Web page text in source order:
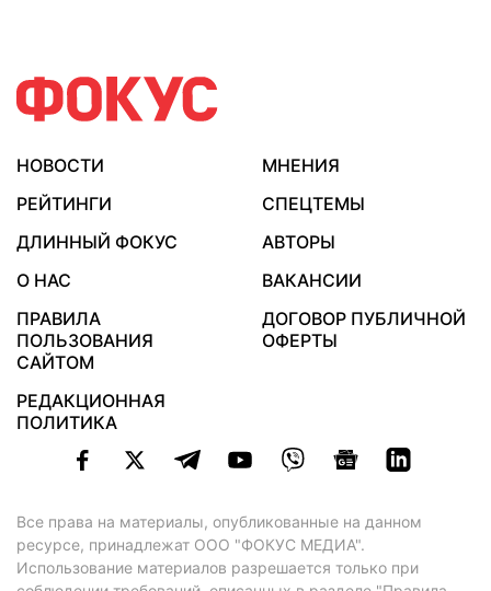
НОВОСТИ
МНЕНИЯ
РЕЙТИНГИ
СПЕЦТЕМЫ
ДЛИННЫЙ ФОКУС
АВТОРЫ
О НАС
ВАКАНСИИ
ПРАВИЛА
ПОЛЬЗОВАНИЯ
САЙТОМ
ДОГОВОР ПУБЛИЧНОЙ
ОФЕРТЫ
РЕДАКЦИОННАЯ
ПОЛИТИКА
Все права на материалы, опубликованные на данном
ресурсе, принадлежат ООО "ФОКУС МЕДИА".
Использование материалов разрешается только при